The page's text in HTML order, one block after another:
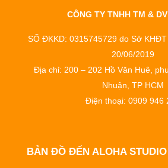
CÔNG TY TNHH TM &
SỐ ĐKKD: 0315745729 do Sở
20/06/2019
Địa chỉ: 200 – 202 Hồ Văn Huê,
Nhuận, TP HCM
Điện thoại: 0909 946
BẢN ĐỒ ĐẾN ALOHA STUDIO